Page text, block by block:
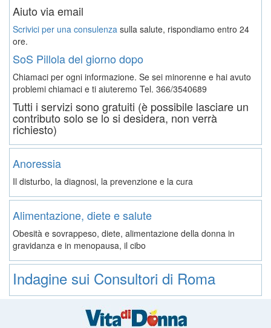
Aiuto via email
Scrivici per una consulenza sulla salute, rispondiamo entro 24
ore.
SoS Pillola del giorno dopo
Chiamaci per ogni informazione. Se sei minorenne e hai avuto
problemi chiamaci e ti aiuteremo Tel. 366/3540689
Tutti i servizi sono gratuiti (è possibile lasciare un
contributo solo se lo si desidera, non verrà
richiesto)
Anoressia
Il disturbo, la diagnosi, la prevenzione e la cura
Alimentazione, diete e salute
Obesità e sovrappeso, diete, alimentazione della donna in
gravidanza e in menopausa, il cibo
Indagine sui Consultori di Roma